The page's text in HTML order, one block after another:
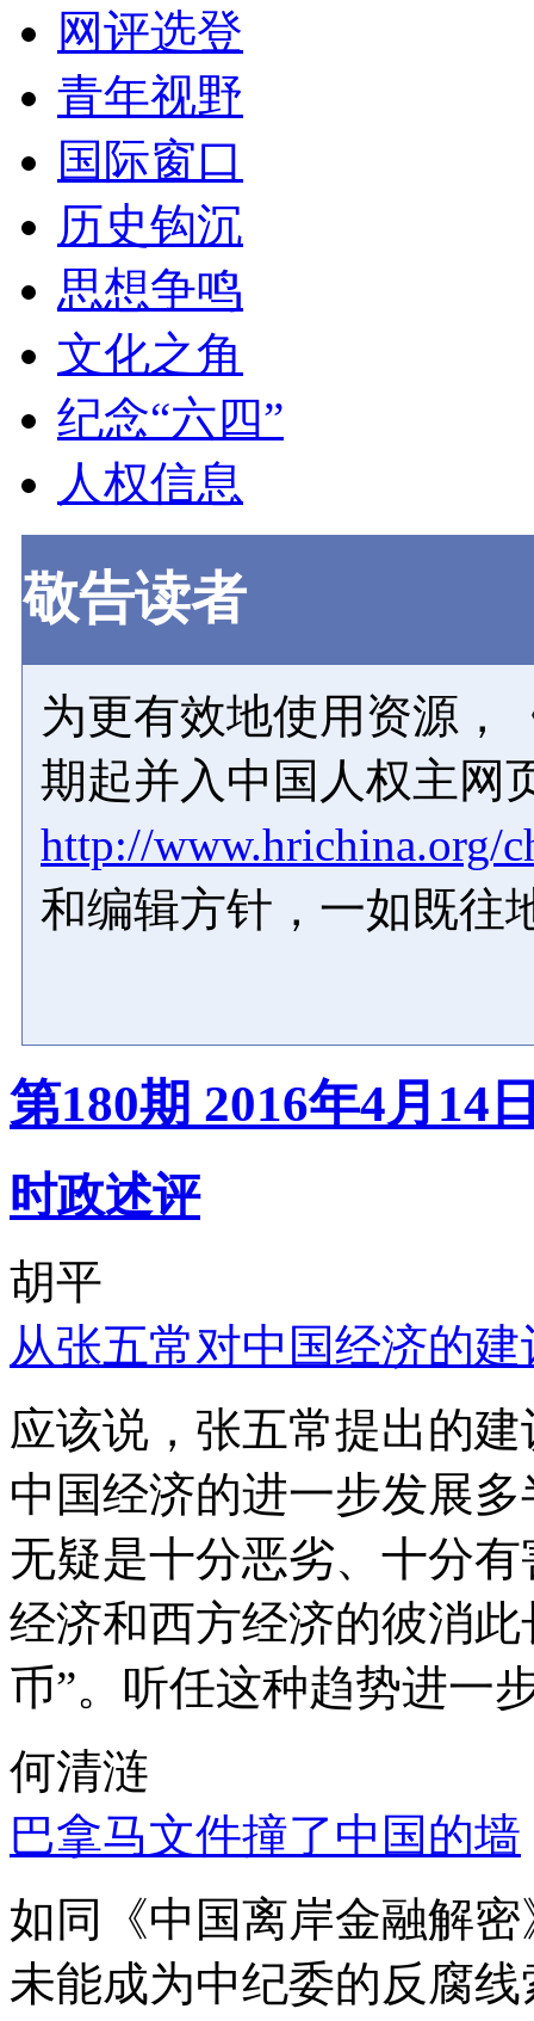
网评选登
青年视野
国际窗口
历史钩沉
思想争鸣
文化之角
纪念“六四”
人权信息
敬告读者
为更有效地使用资源，
期起并入中国人权主网
http://www.hrichina.org/
和编辑方针，一如既往
第180期 2016年4月14
时政述评
胡平
从张五常对中国经济的
应该说，张五常提出的
中国经济的进一步发展
无疑是十分恶劣、十分
经济和西方经济的彼消
币”。听任这种趋势进一
何清涟
巴拿马文件撞了中国的墙
如同《中国离岸金融解
未能成为中纪委的反腐